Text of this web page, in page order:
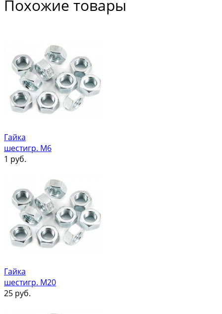
Похожие товары
Гайка
шестигр. М6
1 руб.
Гайка
шестигр. М20
25 руб.